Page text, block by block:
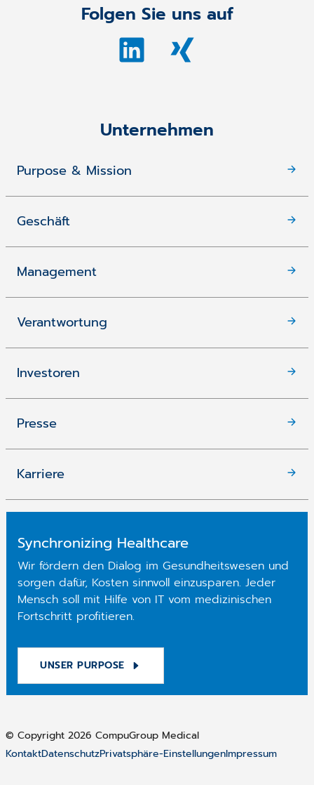
Folgen Sie uns auf
Unternehmen
Purpose & Mission
Geschäft
Management
Verantwortung
Investoren
Presse
Karriere
Synchronizing Healthcare
Wir fördern den Dialog im Gesundheitswesen und
sorgen dafür, Kosten sinnvoll einzusparen. Jeder
Mensch soll mit Hilfe von IT vom medizinischen
Fortschritt profitieren.
UNSER PURPOSE
© Copyright 2026 CompuGroup Medical
KontaktDatenschutzPrivatsphäre-EinstellungenImpressum